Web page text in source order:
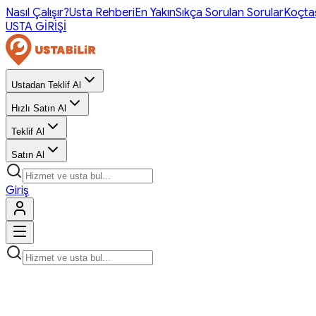
Nasıl Çalışır?Usta RehberiEn YakınSıkça Sorulan Sorular
USTA GİRİŞİ
Ustadan Teklif Al
Hızlı Satın Al
Teklif Al
Satın Al
Giriş